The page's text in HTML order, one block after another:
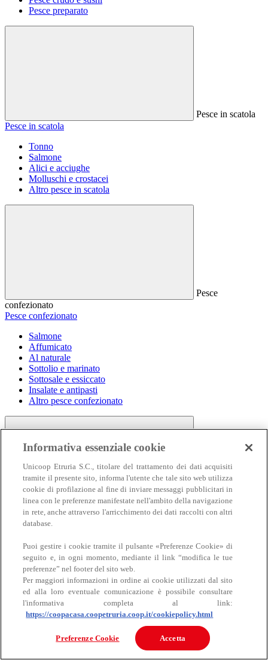
Pesce preparato
Pesce in scatola
Pesce in scatola
Tonno
Salmone
Alici e acciughe
Molluschi e crostacei
Altro pesce in scatola
Pesce
confezionato
Pesce confezionato
Salmone
Affumicato
Al naturale
Sottolio e marinato
Sottosale e essiccato
Insalate e antipasti
Altro pesce confezionato
Carne
Carne
Bovino
Informativa essenziale cookie
Unicoop Etruria S.C., titolare del trattamento dei dati acquisiti
tramite il presente sito, informa l'utente che tale sito web utilizza
cookie di profilazione al fine di inviare messaggi pubblicitari in
linea con le preferenze manifestate nell'ambito della navigazione
in rete, anche attraverso l'arricchimento dei dati raccolti con altri
database.
Puoi gestire i cookie tramite il pulsante «Preferenze Cookie» di
seguito e, in ogni momento, mediante il link “modifica le tue
preferenze” nel footer del sito web.
Per maggiori informazioni in ordine ai cookie utilizzati dal sito
ed alla loro eventuale comunicazione è possibile consultare
l'informativa completa al link:
https://coopacasa.coopetruria.coop.it/cookiepolicy.html
Preferenze Cookie Accetta